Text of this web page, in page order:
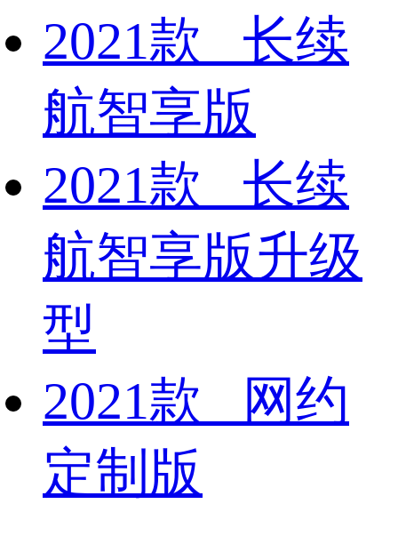
2021款 长续
航智享版
2021款 长续
航智享版升级
型
2021款 网约
定制版